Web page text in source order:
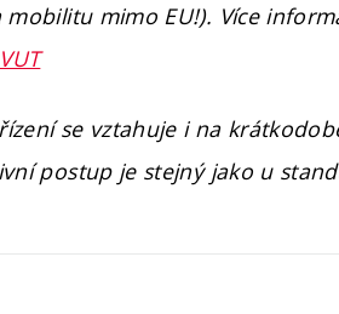
mimo EU!). Více
se vztahuje i na
postup je stejný jako u